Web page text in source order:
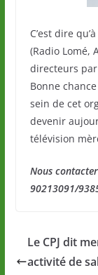
C’est dire
(Radio Lomé,
directeurs
Bonne
sein de cet
devenir
télévision
Nous
90213091/
Le CPJ dit
activité de